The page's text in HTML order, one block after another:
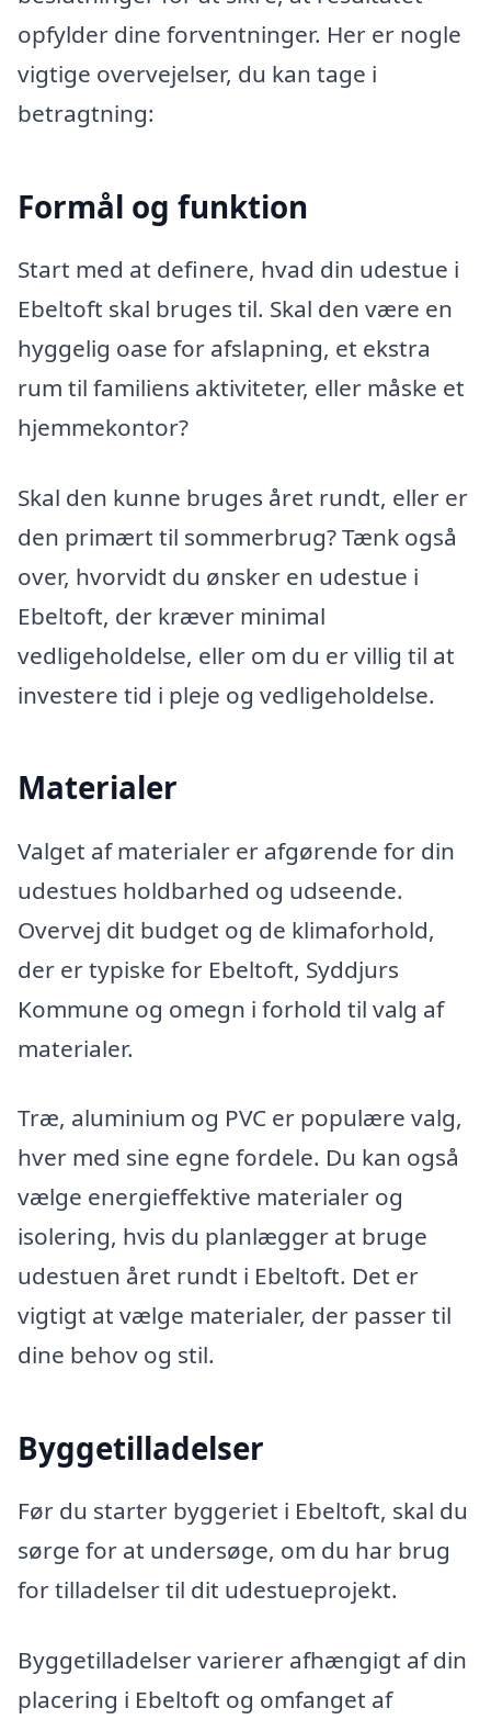
opfylder dine forventninger. Her er nogle
vigtige overvejelser, du kan tage i
betragtning:
Formål og funktion
Start med at definere, hvad din udestue i
Ebeltoft skal bruges til. Skal den være en
hyggelig oase for afslapning, et ekstra
rum til familiens aktiviteter, eller måske et
hjemmekontor?
Skal den kunne bruges året rundt, eller er
den primært til sommerbrug? Tænk også
over, hvorvidt du ønsker en udestue i
Ebeltoft, der kræver minimal
vedligeholdelse, eller om du er villig til at
investere tid i pleje og vedligeholdelse.
Materialer
Valget af materialer er afgørende for din
udestues holdbarhed og udseende.
Overvej dit budget og de klimaforhold,
der er typiske for Ebeltoft, Syddjurs
Kommune og omegn i forhold til valg af
materialer.
Træ, aluminium og PVC er populære valg,
hver med sine egne fordele. Du kan også
vælge energieffektive materialer og
isolering, hvis du planlægger at bruge
udestuen året rundt i Ebeltoft. Det er
vigtigt at vælge materialer, der passer til
dine behov og stil.
Byggetilladelser
Før du starter byggeriet i Ebeltoft, skal du
sørge for at undersøge, om du har brug
for tilladelser til dit udestueprojekt.
Byggetilladelser varierer afhængigt af din
placering i Ebeltoft og omfanget af